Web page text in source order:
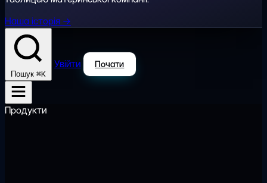
Наша історія →
Пошук ⌘K
Увійти Почати
Продукти